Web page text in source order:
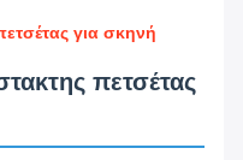
για σκηνή
πετσέτας